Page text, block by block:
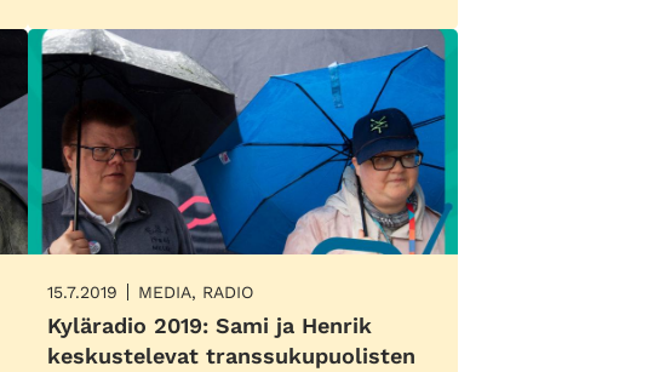
15.7.2019 MEDIA, RADIO
Kyläradio 2019: Sami ja Henrik
keskustelevat transsukupuolisten